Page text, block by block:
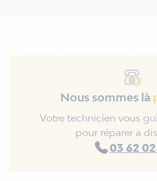
Nous sommes là
Votre technicien vous
pour réparer à
03 62